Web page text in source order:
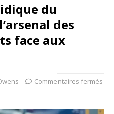
du
des
face aux
Commentaires fermés